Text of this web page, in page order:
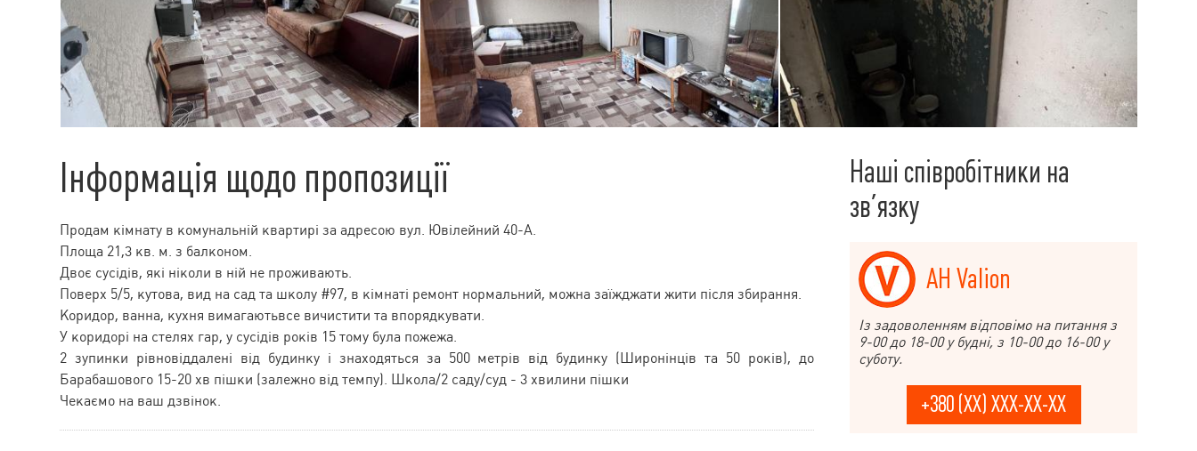
Інформація щодо пропозиції
Продам кімнату в комунальній квартирі за адресою вул. Ювілейний 40-А.
Площа 21,3 кв. м. з балконом.
Двоє сусідів, які ніколи в ній не проживають.
Поверх 5/5, кутова, вид на сад та школу #97, в кімнаті ремонт нормальний, можна заїжджати жити після збирання.
Коридор, ванна, кухня вимагаютьвсе вичистити та впорядкувати.
У коридорі на стелях гар, у сусідів років 15 тому була пожежа.
2 зупинки рівновіддалені від будинку і знаходяться за 500 метрів від будинку (Широнінців та 50 років), до
Барабашового 15-20 хв пішки (залежно від темпу). Школа/2 саду/суд - 3 хвилини пішки
Чекаємо на ваш дзвінок.
Наші співробітники на
зв’язку
АН Valion
Із задоволенням відповімо на питання з
9-00 до 18-00 у будні, з 10-00 до 16-00 у
суботу.
+380 (XX) XXX-XX-XX